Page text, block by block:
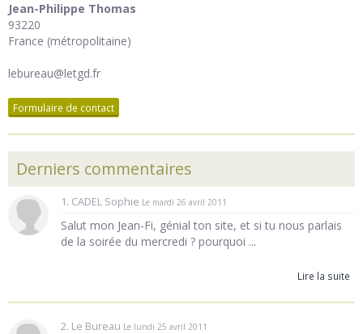
Jean-Philippe Thomas
93220
France (métropolitaine)
lebureau@letgd.fr
Formulaire de contact
Derniers commentaires
1. CADEL Sophie Le mardi 26 avril 2011
Salut mon Jean-Fi, génial ton site, et si tu nous parlais
de la soirée du mercredi ? pourquoi ...
Lire la suite
2. Le Bureau Le lundi 25 avril 2011